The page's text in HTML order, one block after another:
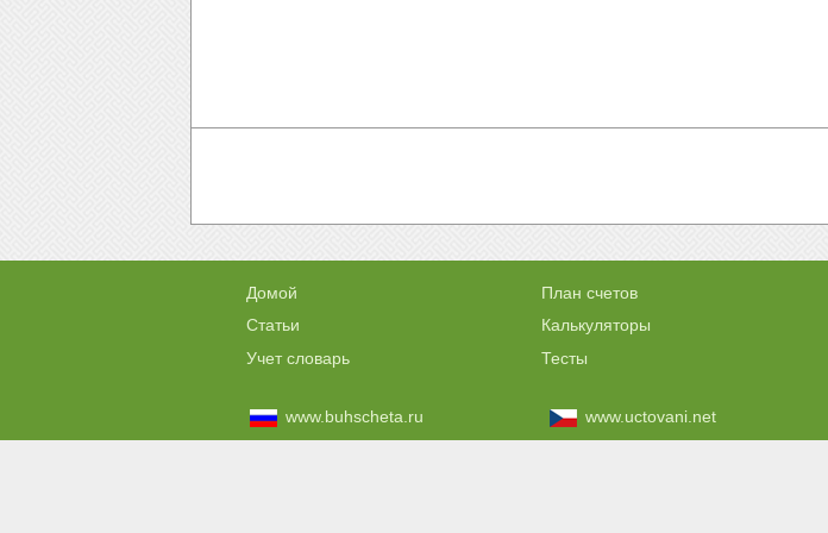
Домой План счетов
Статьи
Калькуляторы
Учет словарь
Тесты
www.buhscheta.ru www.uctovani.net